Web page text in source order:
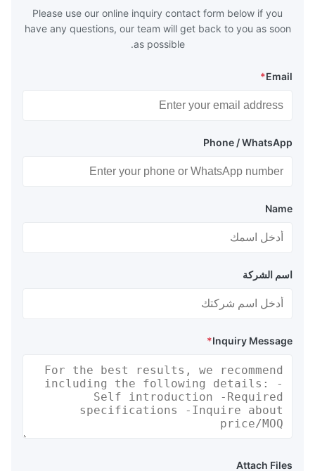
Please use our online inquiry contact form below if you
have any questions, our team will get back to you as soon
as possible.
Email
*
Phone / WhatsApp
Name
اسم الشركة
Inquiry Message
*
Attach Files